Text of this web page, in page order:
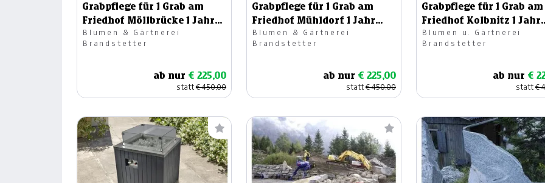
Grabpflege für 1 Grab am
Friedhof Möllbrücke 1 Jahr
lang
Blumen & Gärtnerei
Brandstetter
ab nur € 225,00
statt€ 450,00
Grabpflege für 1 Grab am
Friedhof Mühldorf 1 Jahr
lang
Blumen & Gärtnerei
Brandstetter
ab nur € 225,00
statt€ 450,00
Grabpflege für 1 Grab am
Friedhof Kolbnitz 1 Jahr
lang
Blumen u. Gärtnerei
Brandstetter
ab nur €
statt€